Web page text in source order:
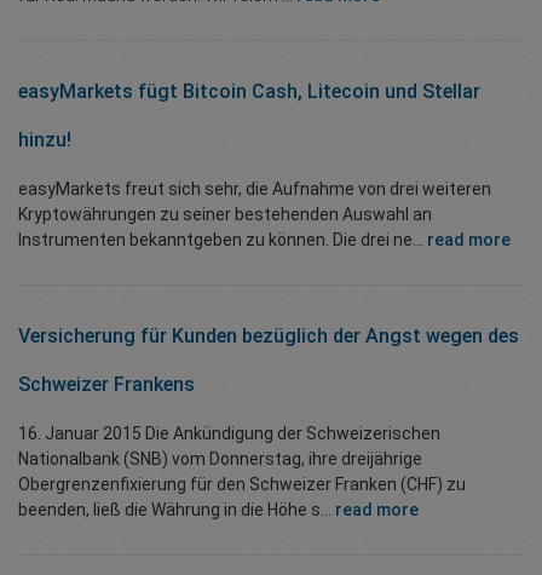
easyMarkets fügt Bitcoin Cash, Litecoin und Stellar
hinzu!
easyMarkets freut sich sehr, die Aufnahme von drei weiteren
Kryptowährungen zu seiner bestehenden Auswahl an
Instrumenten bekanntgeben zu können. Die drei ne... read more
Versicherung für Kunden bezüglich der Angst wegen des
Schweizer Frankens
16. Januar 2015 Die Ankündigung der Schweizerischen
Nationalbank (SNB) vom Donnerstag, ihre dreijährige
Obergrenzenfixierung für den Schweizer Franken (CHF) zu
beenden, ließ die Währung in die Höhe s... read more